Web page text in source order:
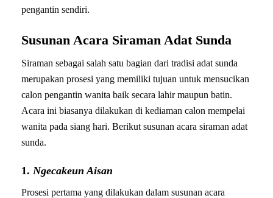
pengantin sendiri.
Susunan Acara Siraman Adat Sunda
Siraman sebagai salah satu bagian dari tradisi adat sunda
merupakan prosesi yang memiliki tujuan untuk mensucikan
calon pengantin wanita baik secara lahir maupun batin.
Acara ini biasanya dilakukan di kediaman calon mempelai
wanita pada siang hari. Berikut susunan acara siraman adat
sunda.
1. Ngecakeun Aisan
Prosesi pertama yang dilakukan dalam susunan acara